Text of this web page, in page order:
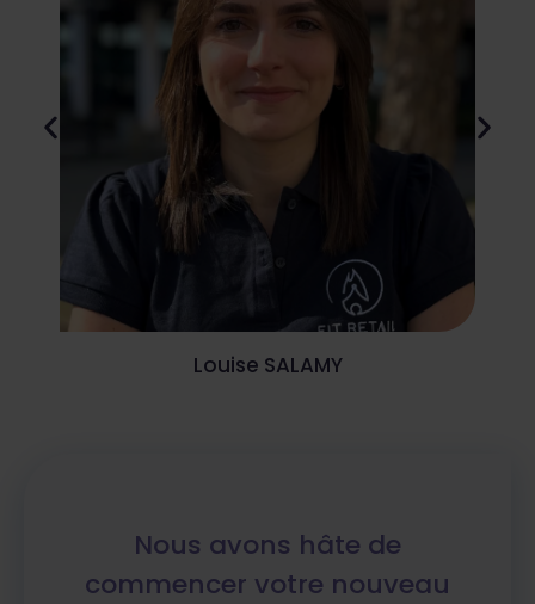
Louise SALAMY
Nous avons hâte de
commencer votre nouveau